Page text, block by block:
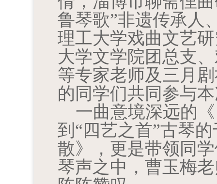
鲁琴歌”非遗传承人
理工大学戏曲文艺
大学文学院团总支
等专家老师及三月
的同学们共同参与
一曲意境深远的
到“四艺之首”古琴
散》，更是带领同
琴声之中，曹玉梅